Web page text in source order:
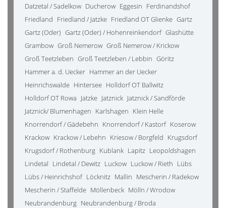
Datzetal / Sadelkow Ducherow Eggesin Ferdinandshof
Friedland Friedland / Jatzke Friedland OT Glienke Gartz
Gartz (Oder) Gartz (Oder) / Hohenreinkendorf Glashütte
Grambow Groß Nemerow Groß Nemerow / Krickow
Groß Teetzleben Groß Teetzleben / Lebbin Göritz
Hammer a. d. Uecker Hammer an der Uecker
Heinrichswalde Hintersee Holldorf OT Ballwitz
Holldorf OT Rowa Jatzke Jatznick Jatznick / Sandförde
Jatznick/ Blumenhagen Karlshagen Klein Helle
Knorrendorf / Gädebehn Knorrendorf / Kastorf Koserow
Krackow Krackow / Lebehn Kriesow / Borgfeld Krugsdorf
Krugsdorf / Rothenburg Kublank Lapitz Leopoldshagen
Lindetal Lindetal / Dewitz Luckow Luckow / Rieth Lübs
Lübs / Heinrichshof Löcknitz Mallin Mescherin / Radekow
Mescherin / Staffelde Möllenbeck Mölln / Wrodow
Neubrandenburg Neubrandenburg / Broda